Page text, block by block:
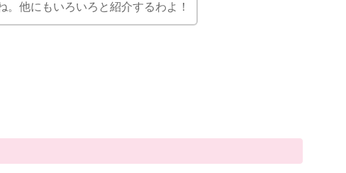
他にもいろいろと紹介するわよ！